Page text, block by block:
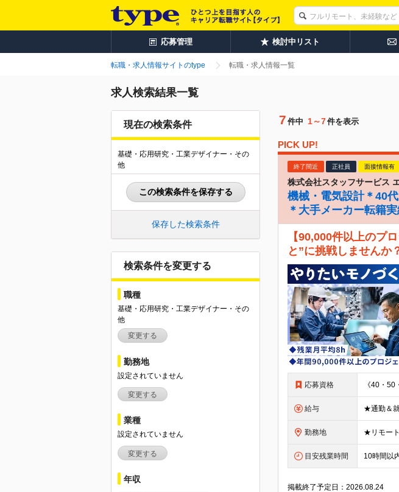
応募管理 検討中リスト
転職・求人情報サイトのtype 転職・求人情報一覧
求人検索結果一覧
現在の検索条件
基礎・応用研究・工業デザイナー・その
他
この検索条件を保存する
保存した検索条件
検索条件を変更する
職種
基礎・応用研究・工業デザイナー・その
他
変更する
勤務地
設定されていません
変更する
業種
設定されていません
変更する
年収
7 件中 1～7件を表示
PICK UP!
終了間近 正社員 面接情報有
株式会社スタッフサービス
機械・電気設計＊40
＊大手メーカー転籍
【90,000件以上のプ
と”に挑戦しませんか
応募資格
給与
勤務地
目安残業時間 10時間以
掲載終了予定日：2026.08.24